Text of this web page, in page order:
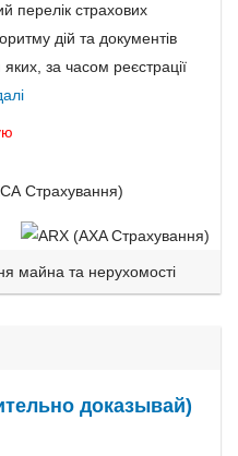
перелік страхових
дій та документів
за часом реєстрації
Страхування)
майна та нерухомості
доказывай)